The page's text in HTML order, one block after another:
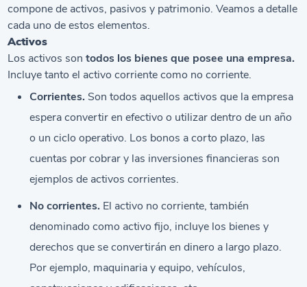
compone de activos, pasivos y patrimonio. Veamos a detalle
cada uno de estos elementos.
Activos
Los activos sontodos los bienes que posee una empresa.
Incluye tanto el activo corriente como no corriente.
Corrientes. Son todos aquellos activos que la empresa
espera convertir en efectivo o utilizar dentro de un año
o un ciclo operativo. Los bonos a corto plazo, las
cuentas por cobrar y las inversiones financieras son
ejemplos de activos corrientes.
No corrientes. El activo no corriente, también
denominado como activo fijo, incluye los bienes y
derechos que se convertirán en dinero a largo plazo.
Por ejemplo, maquinaria y equipo, vehículos,